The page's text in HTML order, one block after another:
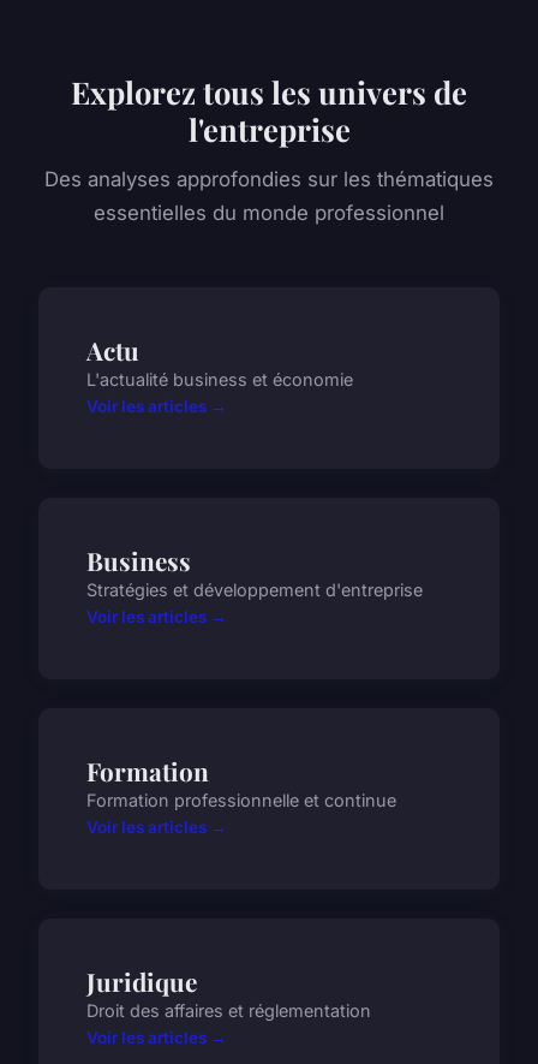
Explorez tous les univers de
l'entreprise
Des analyses approfondies sur les thématiques
essentielles du monde professionnel
Actu
L'actualité business et économie
Voir les articles →
Business
Stratégies et développement d'entreprise
Voir les articles →
Formation
Formation professionnelle et continue
Voir les articles →
Juridique
Droit des affaires et réglementation
Voir les articles →